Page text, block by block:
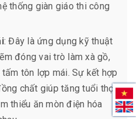
thống giàn giáo thi công
: Đây là ứng dụng kỹ thuật
đóng vai trò làm xà gồ,
tôn lợp mái. Sự kết hợp
chất giúp tăng tuổi thọ
thiểu ăn mòn điện hóa